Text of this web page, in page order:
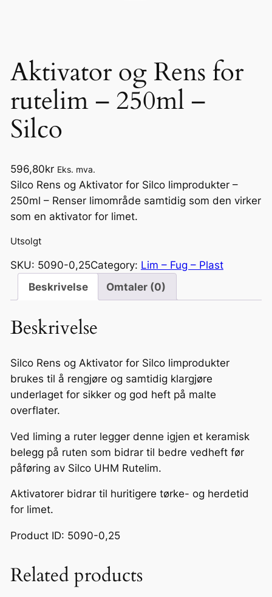
Aktivator og Rens for
rutelim – 250ml –
Silco
596,80kr Eks. mva.
Silco Rens og Aktivator for Silco limprodukter –
250ml – Renser limområde samtidig som den virker
som en aktivator for limet.
Utsolgt
SKU: 5090-0,25Category: Lim – Fug – Plast
Beskrivelse
Omtaler (0)
Beskrivelse
Silco Rens og Aktivator for Silco limprodukter
brukes til å rengjøre og samtidig klargjøre
underlaget for sikker og god heft på malte
overflater.
Ved liming a ruter legger denne igjen et keramisk
belegg på ruten som bidrar til bedre vedheft før
påføring av Silco UHM Rutelim.
Aktivatorer bidrar til huritigere tørke- og herdetid
for limet.
Product ID: 5090-0,25
Related products